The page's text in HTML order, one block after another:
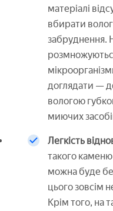
матеріалі
вбирати
забруднення.
доглядати —
вологою
миючих
Легкість
такого
можна буде
цього зовсім
Крім того, на